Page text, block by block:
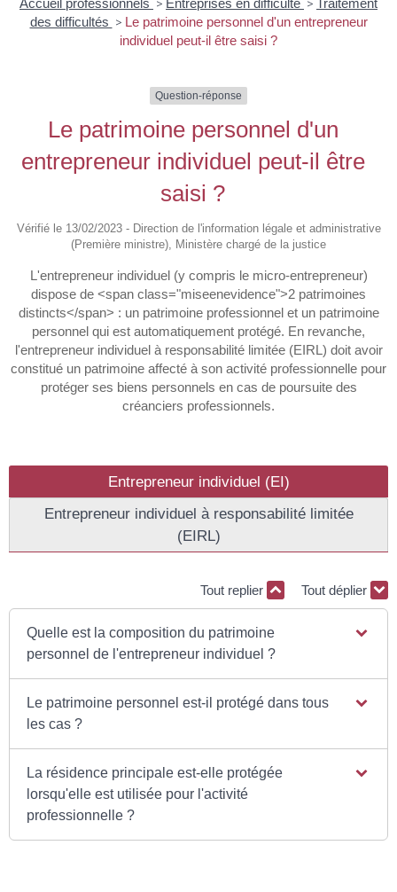
Accueil professionnels > Entreprises en difficulté > Traitement
des difficultés > Le patrimoine personnel d'un entrepreneur
individuel peut-il être saisi ?
Question-réponse
Le patrimoine personnel d'un
entrepreneur individuel peut-il être
saisi ?
Vérifié le 13/02/2023 - Direction de l'information légale et administrative
(Première ministre), Ministère chargé de la justice
L'entrepreneur individuel (y compris le micro-entrepreneur)
dispose de <span class="miseenevidence">2 patrimoines
distincts</span> : un patrimoine professionnel et un patrimoine
personnel qui est automatiquement protégé. En revanche,
l'entrepreneur individuel à responsabilité limitée (EIRL) doit avoir
constitué un patrimoine affecté à son activité professionnelle pour
protéger ses biens personnels en cas de poursuite des
créanciers professionnels.
Entrepreneur individuel (EI)
Entrepreneur individuel à responsabilité limitée
(EIRL)
Tout replier Tout déplier
Quelle est la composition du patrimoine
personnel de l'entrepreneur individuel ?
Le patrimoine personnel est-il protégé dans tous
les cas ?
La résidence principale est-elle protégée
lorsqu'elle est utilisée pour l'activité
professionnelle ?